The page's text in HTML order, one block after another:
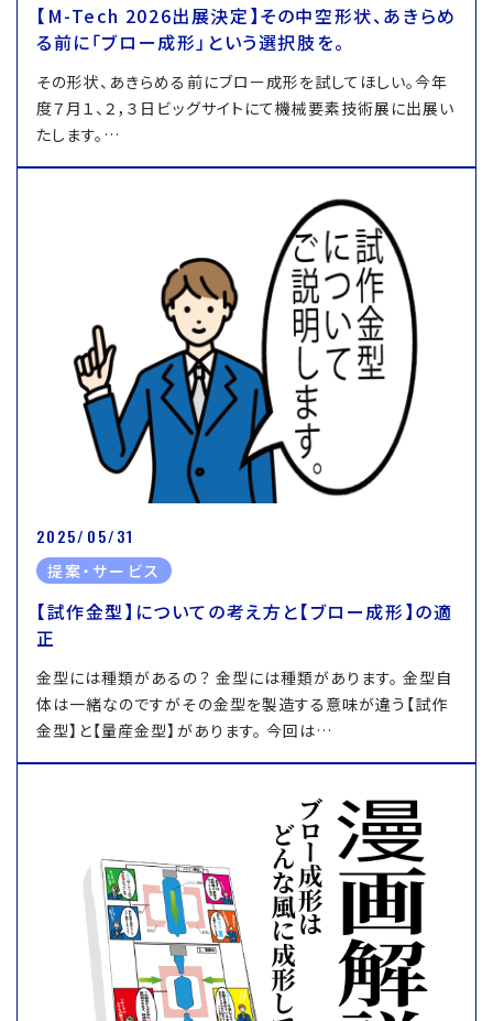
【M-Tech 2026出展決定】その中空形状、あきらめ
る前に「ブロー成形」という選択肢を。
その形状、あきらめる前にブロー成形を試してほしい。今年
度７月１、２，３日ビッグサイトにて機械要素技術展に出展い
たします。…
2025/05/31
提案・サービス
【試作金型】についての考え方と【ブロー成形】の適
正
金型には種類があるの？ 金型には種類があります。 金型自
体は一緒なのですがその金型を製造する意味が違う【試作
金型】と【量産金型】があります。 今回は…